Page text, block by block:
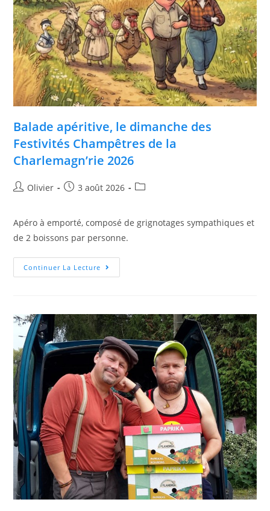
Balade apéritive, le dimanche des
Festivités Champêtres de la
Charlemagn’rie 2026
Olivier 3 août 2026
Apéro à emporté, composé de grignotages sympathiques et
de 2 boissons par personne.
Continuer La Lecture